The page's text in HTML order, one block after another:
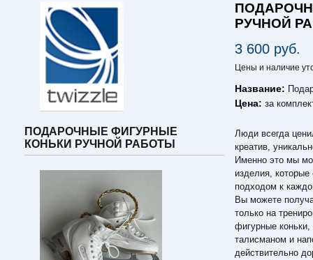
ПОДАРОЧНЫЕ ФИГУРНЫЕ
КОНЬКИ РУЧНОЙ РАБОТЫ
РУЧНОЙ
3 600 руб.
Цены и наличие
Название:
Цена:за
Люди всегда
креатив,
Именно это мы
изделия,
подходом к
Вы можете
только на
фигурные
талисманом и
действительно